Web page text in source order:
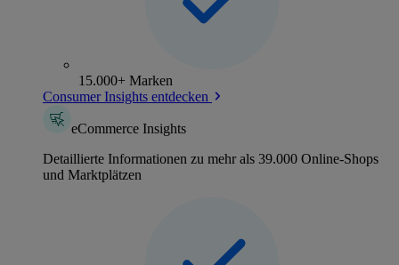
15.000+ Marken
Consumer Insights entdecken
eCommerce Insights
Detaillierte Informationen zu mehr als 39.000 Online-Shops
und Marktplätzen